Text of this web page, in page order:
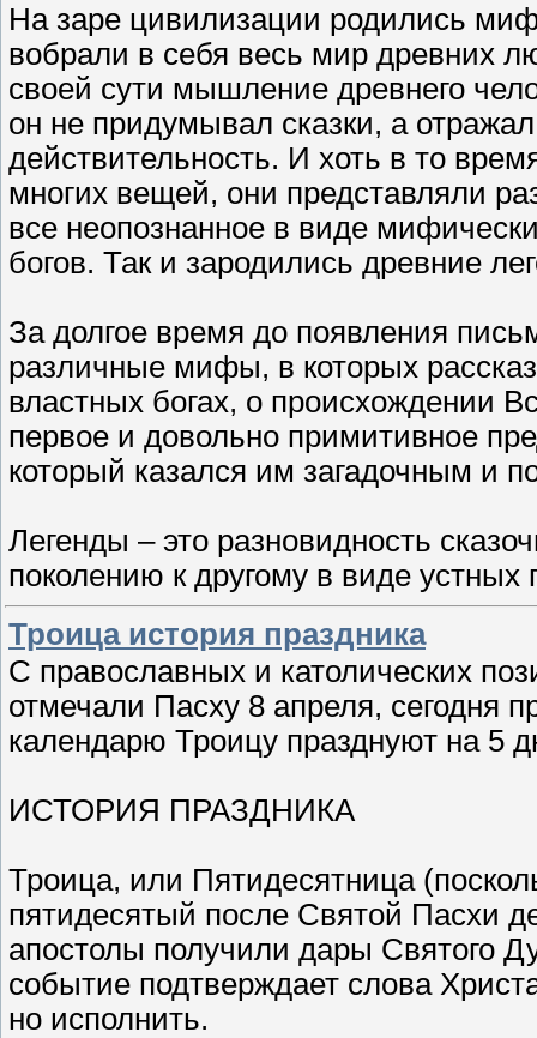
На заре цивилизации родились
вобрали в себя весь мир древних
своей сути мышление древнего
он не придумывал сказки, а
действительность. И хоть в то
многих вещей, они представляли
все неопознанное в виде
богов. Так и зародились древние
За долгое время до появления
различные мифы, в которых
властных богах, о происхождении
первое и довольно примитивное
который казался им загадочным и
Легенды – это разновидность
поколению к другому в виде
Троица история праздника
С православных и католических
отмечали Пасху 8 апреля, сегодня
календарю Троицу празднуют на 5
ИСТОРИЯ ПРАЗДНИКА
Троица, или Пятидесятница
пятидесятый после Святой Пасхи
апостолы получили дары Святого
событие подтверждает слова
но исполнить.